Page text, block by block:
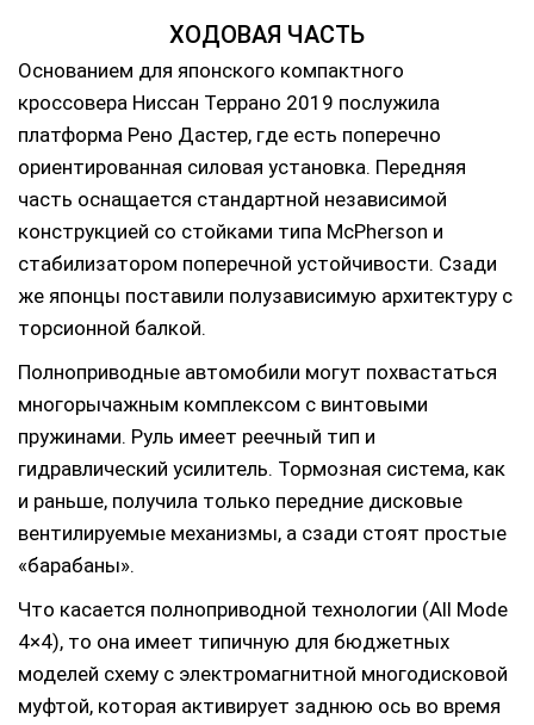
ХОДОВАЯ ЧАСТЬ
Основанием для японского компактного
кроссовера Ниссан Террано 2019 послужила
платформа Рено Дастер, где есть поперечно
ориентированная силовая установка. Передняя
часть оснащается стандартной независимой
конструкцией со стойками типа McPherson и
стабилизатором поперечной устойчивости. Сзади
же японцы поставили полузависимую архитектуру с
торсионной балкой.
Полноприводные автомобили могут похвастаться
многорычажным комплексом с винтовыми
пружинами. Руль имеет реечный тип и
гидравлический усилитель. Тормозная система, как
и раньше, получила только передние дисковые
вентилируемые механизмы, а сзади стоят простые
«барабаны».
Что касается полноприводной технологии (All Mode
4×4), то она имеет типичную для бюджетных
моделей схему с электромагнитной многодисковой
муфтой, которая активирует заднюю ось во время